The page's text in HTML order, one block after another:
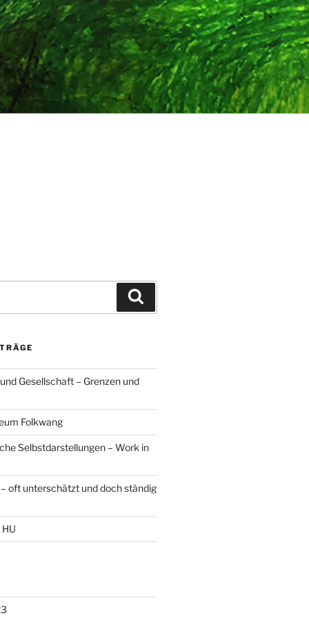
Gesellschaft – Grenzen und
Folkwang
Selbstdarstellungen – Work in
oft unterschätzt und doch ständig